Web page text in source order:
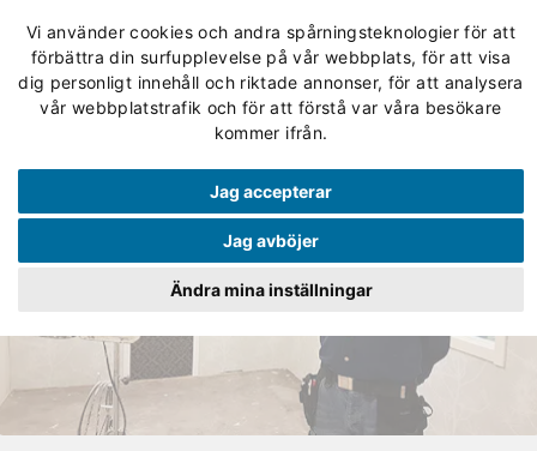
Vi använder cookies och andra spårningsteknologier för att
förbättra din surfupplevelse på vår webbplats, för att visa
dig personligt innehåll och riktade annonser, för att analysera
vår webbplatstrafik och för att förstå var våra besökare
kommer ifrån.
Jag accepterar
Jag avböjer
Ändra mina inställningar